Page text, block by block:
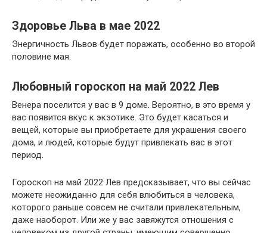
Здоровье Льва в мае 2022
Энергичность Львов будет поражать, особенно во второй
половине мая.
Любовный гороскоп на май 2022 Лев
Венера поселится у вас в 9 доме. Вероятно, в это время у
вас появится вкус к экзотике. Это будет касаться и
вещей, которые вы приобретаете для украшения своего
дома, и людей, которые будут привлекать вас в этот
период.
Гороскоп на май 2022 Лев предсказывает, что вы сейчас
можете неожиданно для себя влюбиться в человека,
которого раньше совсем не считали привлекательным,
даже наоборот. Или же у вас завяжутся отношения с